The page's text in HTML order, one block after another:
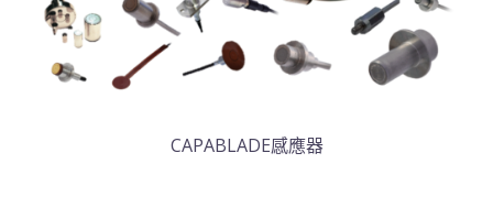
CAPABLADE感應器